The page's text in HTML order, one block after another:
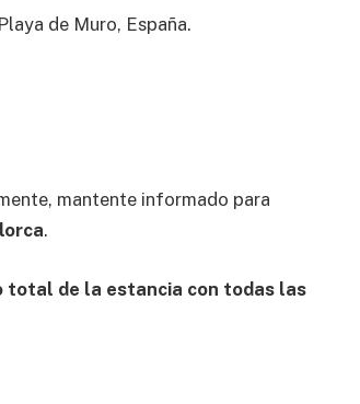
de Muro, España.
mantente informado para
.
total de la estancia con todas las